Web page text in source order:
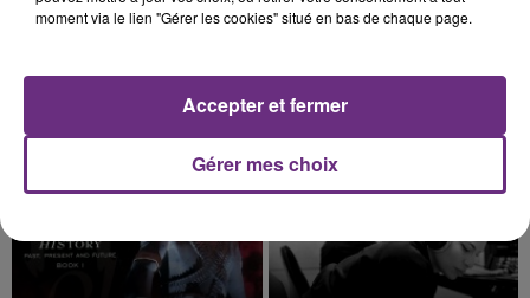
SHAWN MENDES & CAMILA
CHRISTOPHE MAE
7h55
7h55
moment via le lien "Gérer les cookies" situé en bas de chaque page.
Gérer mes choix
Accepter et fermer